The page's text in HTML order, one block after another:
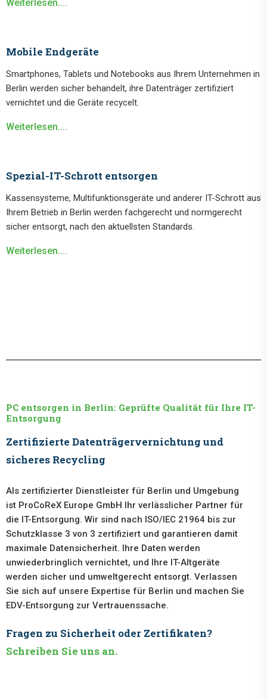
Weiterlesen....
Mobile Endgeräte
Smartphones, Tablets und Notebooks aus Ihrem Unternehmen in
Berlin werden sicher behandelt, ihre Datenträger zertifiziert
vernichtet und die Geräte recycelt.
Weiterlesen....
Spezial-IT-Schrott entsorgen
Kassensysteme, Multifunktionsgeräte und anderer IT-Schrott aus
Ihrem Betrieb in Berlin werden fachgerecht und normgerecht
sicher entsorgt, nach den aktuellsten Standards.
Weiterlesen....
PC entsorgen in Berlin: Geprüfte Qualität für Ihre IT-
Entsorgung
Zertifizierte Datenträgervernichtung und
sicheres Recycling
Als zertifizierter Dienstleister für Berlin und Umgebung
ist ProCoReX Europe GmbH Ihr verlässlicher Partner für
die IT-Entsorgung. Wir sind nach ISO/IEC 21964 bis zur
Schutzklasse 3 von 3 zertifiziert und garantieren damit
maximale Datensicherheit. Ihre Daten werden
unwiederbringlich vernichtet, und Ihre IT-Altgeräte
werden sicher und umweltgerecht entsorgt. Verlassen
Sie sich auf unsere Expertise für Berlin und machen Sie
EDV-Entsorgung zur Vertrauenssache.
Fragen zu Sicherheit oder Zertifikaten?
Schreiben Sie uns an.